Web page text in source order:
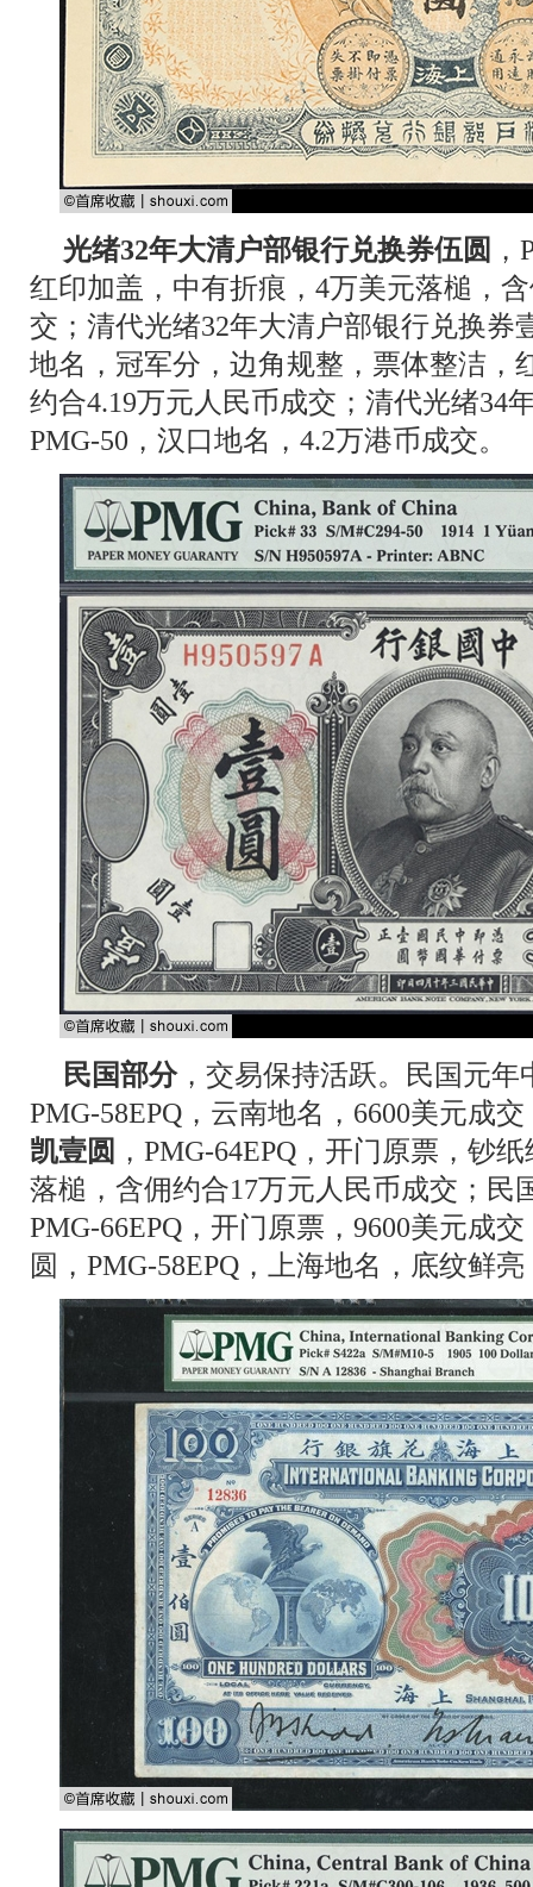
光绪32年大清户部银行兑换券伍圆
红印加盖，中有折痕，4万美元落槌，
交；清代光绪32年大清户部银行兑换券
地名，冠军分，边角规整，票体整洁，
约合4.19万元人民币成交；清代光绪34
PMG-50，汉口地名，4.2万港币成交。
民国部分，交易保持活跃。民国元年
PMG-58EPQ，云南地名，6600美元成交
凯壹圆 ，PMG-64EPQ，开门原票，钞
落槌，含佣约合17万元人民币成交；民
PMG-66EPQ，开门原票，9600美元成
圆，PMG-58EPQ，上海地名，底纹鲜